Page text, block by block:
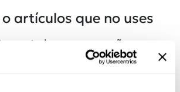
artículos que no uses
sentado en una pequeña
no sabes lo que los